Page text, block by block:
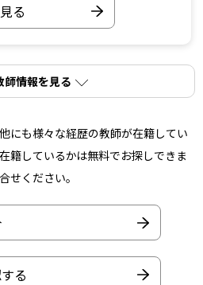
る
師情報を見る
にも様々な経歴の教師が在籍してい
籍しているかは無料でお探しできま
せください。
る